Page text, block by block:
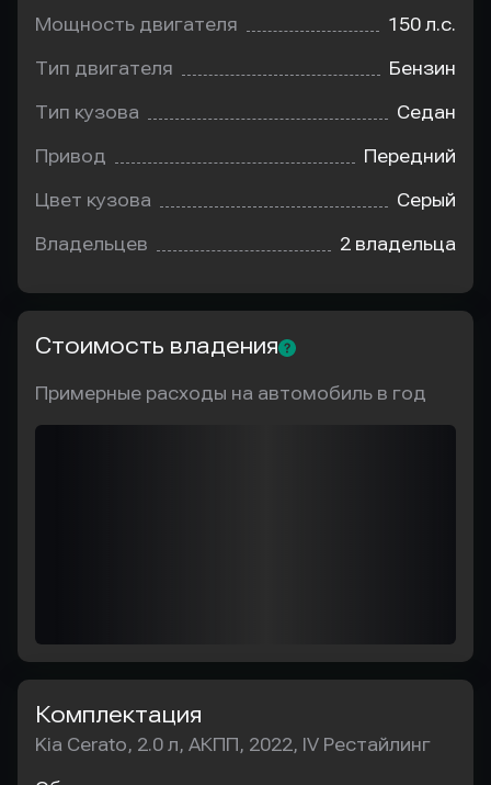
Мощность двигателя 150 л.с.
Тип двигателя Бензин
Тип кузова Седан
Привод Передний
Цвет кузова Серый
Владельцев 2 владельца
Стоимость владения
Примерные расходы на автомобиль в год
Комплектация
Kia Cerato, 2.0 л, АКПП, 2022, IV Рестайлинг